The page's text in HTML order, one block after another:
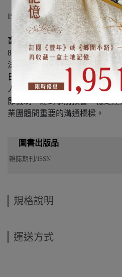
ISSN 1607-3878
畜產報導雙月刊為中央畜產會
89年1月1日正式揭牌運作，是
法人，其中央主管機關為農業
日本依「畜產品價格安定等有
人農畜產業振興機構」類似，
節機制，達到事前預警、穩定
業團體間重要的溝通橋樑。
圖書出版品
雜誌期刊/ISSN
規格說明
運送方式